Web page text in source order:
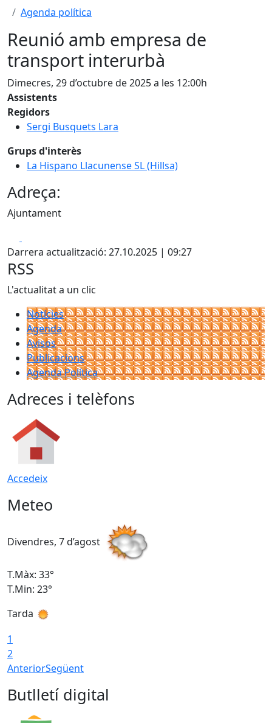
Agenda política
Reunió amb empresa de
transport interurbà
Dimecres, 29 d’octubre de 2025 a les 12:00h
Assistents
Regidors
Sergi Busquets Lara
Grups d'interès
La Hispano Llacunense SL (Hillsa)
Adreça:
Ajuntament
Darrera actualització: 27.10.2025 | 09:27
RSS
L'actualitat a un clic
Notícies
Agenda
Avisos
Publicacions
Agenda Política
Adreces i telèfons
Accedeix
Meteo
Divendres, 7 d’agost
T.Màx: 33°
T.Min: 23°
Tarda
1
2
AnteriorSegüent
Butlletí digital